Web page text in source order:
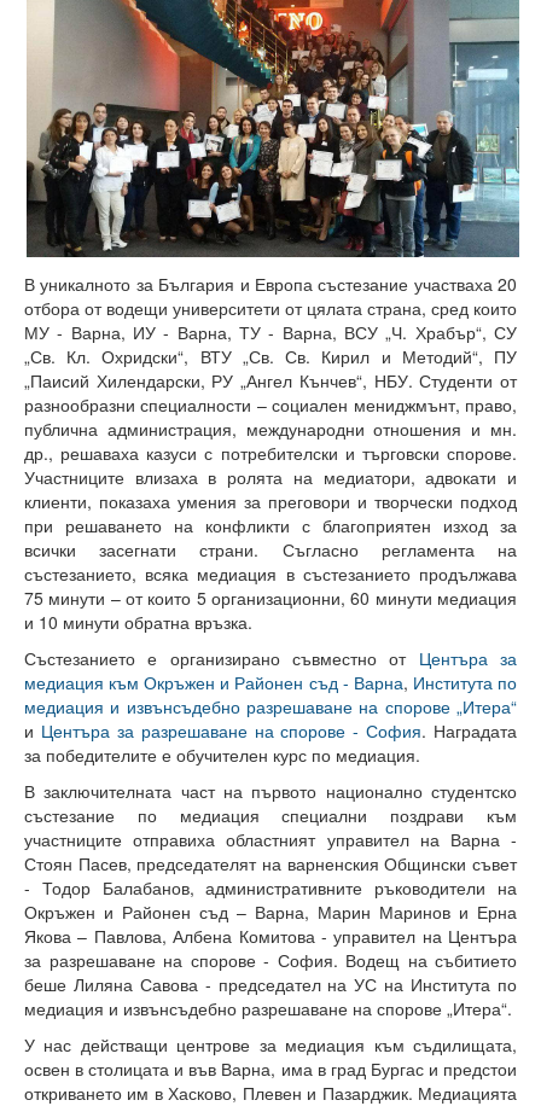
Отдели и Центрове
Високотехнологичен парк
Ресурси
Библиотека
Спортен комплекс
Студентски стол
Почивни бази
Общежития
Безжичен интернет
Сертификати
Одити
Избори
Защита на личните данни
ЗЗЛПСПОИН
Декларация за достъпност
Достъп до информация
Нормативни документи
Научна дейност
Научни проекти
Бюлетин с проектна информация
Конкурси за научни проекти
Докторанти
Научноизследователски институт
В уникалното за България и Европа състезание участваха 20
отбора от водещи университети от цялата страна, сред които
МУ - Варна, ИУ - Варна, ТУ - Варна, ВСУ „Ч. Храбър“, СУ
„Св. Кл. Охридски“, ВТУ „Св. Св. Кирил и Методий“, ПУ
„Паисий Хилендарски, РУ „Ангел Кънчев“, НБУ. Студенти от
разнообразни специалности – социален мениджмънт, право,
публична администрация, международни отношения и мн.
др., решаваха казуси с потребителски и търговски спорове.
Участниците влизаха в ролята на медиатори, адвокати и
клиенти, показаха умения за преговори и творчески подход
при решаването на конфликти с благоприятен изход за
всички засегнати страни. Съгласно регламента на
състезанието, всяка медиация в състезанието продължава
75 минути – от които 5 организационни, 60 минути медиация
и 10 минути обратна връзка.
Състезанието е организирано съвместно от Центъра за
медиация към Окръжен и Районен съд - Варна, Института по
медиация и извънсъдебно разрешаване на спорове „Итера“
и Центъра за разрешаване на спорове - София. Наградата
за победителите е обучителен курс по медиация.
В заключителната част на първото национално студентско
състезание по медиация специални поздрави към
участниците отправиха областният управител на Варна -
Стоян Пасев, председателят на варненския Общински съвет
- Тодор Балабанов, административните ръководители на
Окръжен и Районен съд – Варна, Марин Маринов и Ерна
Якова – Павлова, Албена Комитова - управител на Центъра
за разрешаване на спорове - София. Водещ на събитието
беше Лиляна Савова - председател на УС на Института по
медиация и извънсъдебно разрешаване на спорове „Итера“.
У нас действащи центрове за медиация към съдилищата,
освен в столицата и във Варна, има в град Бургас и предстои
откриването им в Хасково, Плевен и Пазарджик. Медиацията